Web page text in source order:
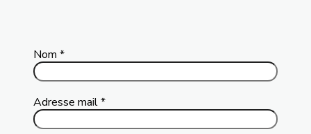
Nom *
Adresse mail*